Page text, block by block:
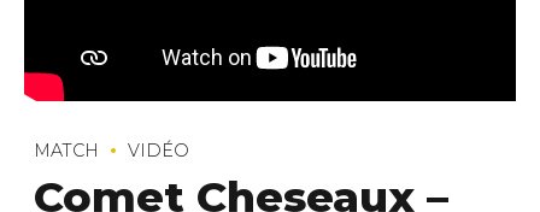
MATCH VIDÉO
Comet Cheseaux –